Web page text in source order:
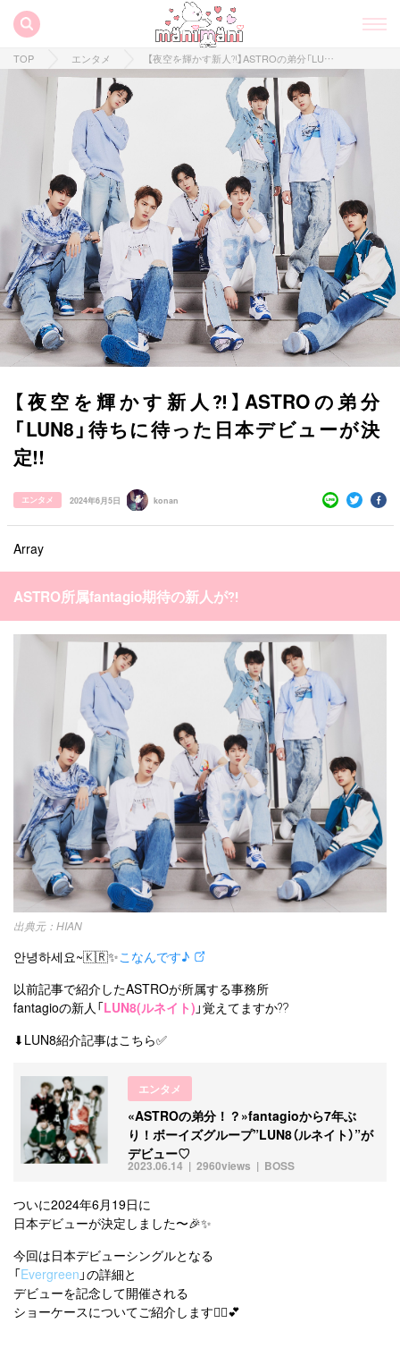
manimani について
カテゴリー一覧
タグ一覧
キュレーター一覧
運営会社
利用規約
プライバシーポリシー
お問い合わせ
オルチャン 韓国コスメ 韓国トレンド
韓国旅行 韓国ファッション 韓国アイドル
メイク k-pop コスメ ファッション
kpop トレンド 韓国メイク
オルチャンメイク twice 人気 アイドル
韓国ドラマ カフェ かわいい
TOP エンタメ 【夜空を輝かす新人⁈】ASTROの弟分「LUN8」待ちに待った日本デビューが決定!!
【夜空を輝かす新人⁈】ASTROの弟分
「LUN8」待ちに待った日本デビューが決
定!!
エンタメ 2024年6月5日 konan
Array
ASTRO所属fantagio期待の新人が⁈
HIAN
안녕하세요~🇰🇷✨こなんです♪
以前記事で紹介したASTROが所属する事務所
fantagioの新人「LUN8(ルネイト) 」覚えてますか⁇
⬇︎LUN8紹介記事はこちら✅
エンタメ
2023.06.14 BOSS
2960views
«ASTROの弟分！？»fantagioから7年ぶ
り！ボーイズグループ”LUN8（ルネイト）”が
デビュー♡
ついに2024年6月19日に
日本デビューが決定しました〜🎉✨
今回は日本デビューシングルとなる
「Evergreen 」の詳細と
デビューを記念して開催される
ショーケースについてご紹介します💁‍♀️💕